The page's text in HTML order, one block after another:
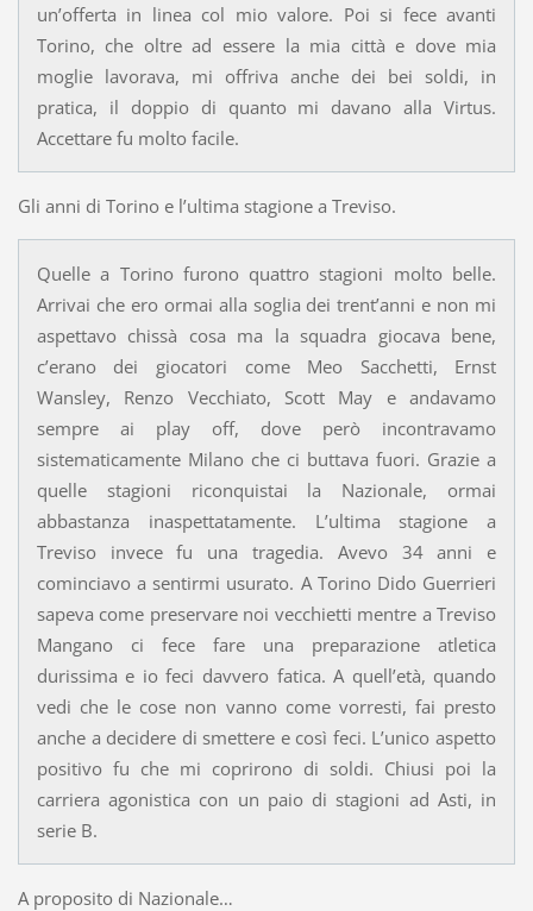
un’offerta in linea col mio valore. Poi si fece avanti
Torino, che oltre ad essere la mia città e dove mia
moglie lavorava, mi offriva anche dei bei soldi, in
pratica, il doppio di quanto mi davano alla Virtus.
Accettare fu molto facile.
Gli anni di Torino e l’ultima stagione a Treviso.
Quelle a Torino furono quattro stagioni molto belle.
Arrivai che ero ormai alla soglia dei trent’anni e non mi
aspettavo chissà cosa ma la squadra giocava bene,
c’erano dei giocatori come Meo Sacchetti, Ernst
Wansley, Renzo Vecchiato, Scott May e andavamo
sempre ai play off, dove però incontravamo
sistematicamente Milano che ci buttava fuori. Grazie a
quelle stagioni riconquistai la Nazionale, ormai
abbastanza inaspettatamente. L’ultima stagione a
Treviso invece fu una tragedia. Avevo 34 anni e
cominciavo a sentirmi usurato. A Torino Dido Guerrieri
sapeva come preservare noi vecchietti mentre a Treviso
Mangano ci fece fare una preparazione atletica
durissima e io feci davvero fatica. A quell’età, quando
vedi che le cose non vanno come vorresti, fai presto
anche a decidere di smettere e così feci. L’unico aspetto
positivo fu che mi coprirono di soldi. Chiusi poi la
carriera agonistica con un paio di stagioni ad Asti, in
serie B.
A proposito di Nazionale…